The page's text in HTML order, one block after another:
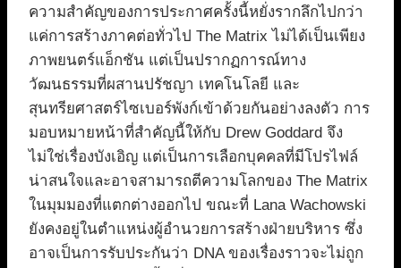
ความสำคัญของการประกาศครั้งนี้หยั่งรากลึกไปกว่า
แค่การสร้างภาคต่อทั่วไป The Matrix ไม่ได้เป็นเพียง
ภาพยนตร์แอ็กชัน แต่เป็นปรากฏการณ์ทาง
วัฒนธรรมที่ผสานปรัชญา เทคโนโลยี และ
สุนทรียศาสตร์ไซเบอร์พังก์เข้าด้วยกันอย่างลงตัว การ
มอบหมายหน้าที่สำคัญนี้ให้กับ Drew Goddard จึง
ไม่ใช่เรื่องบังเอิญ แต่เป็นการเลือกบุคคลที่มีโปรไฟล์
น่าสนใจและอาจสามารถตีความโลกของ The Matrix
ในมุมมองที่แตกต่างออกไป ขณะที่ Lana Wachowski
ยังคงอยู่ในตำแหน่งผู้อำนวยการสร้างฝ่ายบริหาร ซึ่ง
อาจเป็นการรับประกันว่า DNA ของเรื่องราวจะไม่ถูก